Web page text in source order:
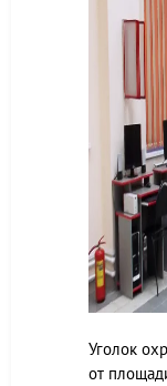
Уголок
от